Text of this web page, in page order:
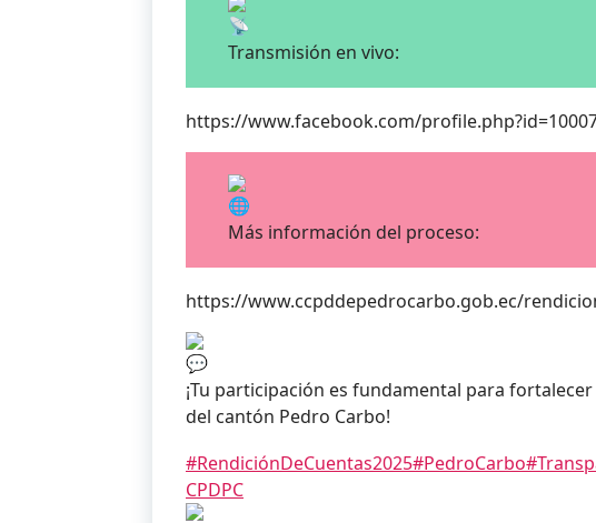
Transmisión en vivo:
https://www.facebook.com/
Más información del proceso:
https://www.ccpddepedrocarbo.gob.ec/
¡Tu participación es fundamental para
del cantón Pedro Carbo!
#RendiciónDeCuentas2025#PedroCarbo
CPDPC